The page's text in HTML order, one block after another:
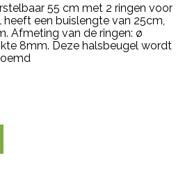
55 cm met 2 ringen voor
een buislengte van 25cm,
Afmeting van de ringen: ø
8mm. Deze halsbeugel wordt